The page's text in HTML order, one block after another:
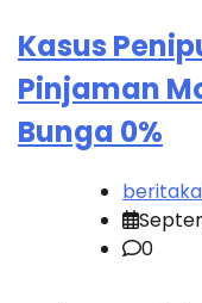
Kasus
Pinjaman
Bunga 0%
0